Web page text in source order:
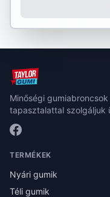
Minőségi
tapasztalattal szolgáljuk
TERMÉKEK
Nyári gumik
Téli gumik